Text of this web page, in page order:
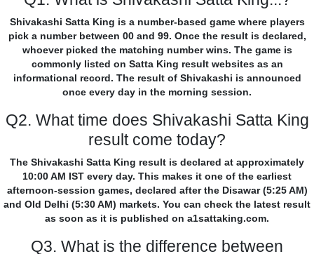
Shivakashi Satta King is a number-based game where players
pick a number between 00 and 99. Once the result is declared,
whoever picked the matching number wins. The game is
commonly listed on Satta King result websites as an
informational record. The result of Shivakashi is announced
once every day in the morning session.
Q2. What time does Shivakashi Satta King
result come today?
The Shivakashi Satta King result is declared at approximately
10:00 AM IST every day. This makes it one of the earliest
afternoon-session games, declared after the Disawar (5:25 AM)
and Old Delhi (5:30 AM) markets. You can check the latest result
as soon as it is published on a1sattaking.com.
Q3. What is the difference between